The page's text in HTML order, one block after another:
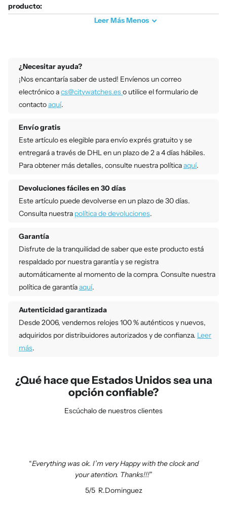
producto:
LeerMásMenos
¿Necesitar ayuda?
¡Nos encantaría saber de usted! Envíenos un correo
electrónico acs@citywatches.eso utilice el formulario de
contactoaquí.
Envío gratis
Este artículo es elegible para envío exprés gratuito y se
entregará a través de DHL en un plazo de 2 a 4 días hábiles.
Para obtener más detalles, consulte nuestra políticaaquí.
Devoluciones fáciles en 30 días
Este artículo puede devolverse en un plazo de 30 días.
Consulta nuestra política de devoluciones.
Garantía
Disfrute de la tranquilidad de saber que este producto está
respaldado por nuestra garantía y se registra
automáticamente al momento de la compra. Consulte nuestra
política de garantíaaquí.
Autenticidad garantizada
Desde 2006, vendemos relojes 100 % auténticos y nuevos,
adquiridos por distribuidores autorizados y de confianza. Leer
más.
¿Qué hace que Estados Unidos sea una
opción confiable?
Escúchalo de nuestros clientes
Everything was ok. I’m very Happy with the clock and
your atention. Thanks!!!
5/5R.Dominguez